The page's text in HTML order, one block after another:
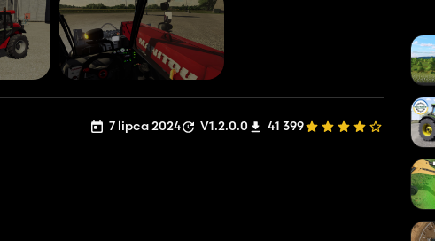
7 lipca 2024 V1.2.0.0 41 399